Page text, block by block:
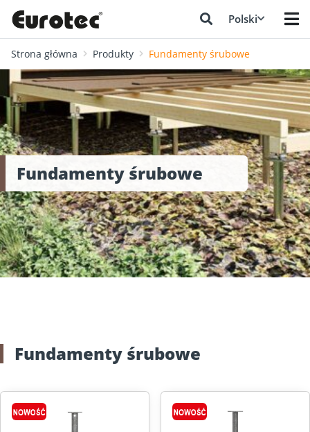
Polski
Strona główna Produkty Fundamenty śrubowe
Fundamenty śrubowe
Fundamenty śrubowe